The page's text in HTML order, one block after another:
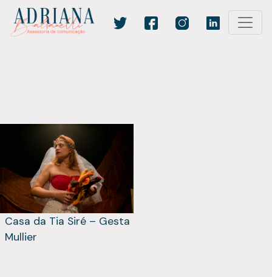
Casa da Tia Siré – Gesta
Mullier